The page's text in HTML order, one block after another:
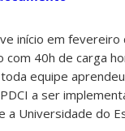
início em fevereiro
com 40h de carga
equipe
a ser
a Universidade do